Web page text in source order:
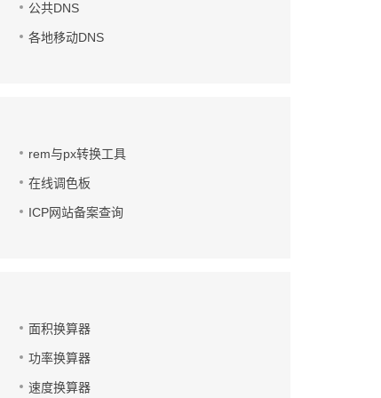
公共DNS
各地移动DNS
rem与px转换工具
在线调色板
ICP网站备案查询
面积换算器
功率换算器
速度换算器